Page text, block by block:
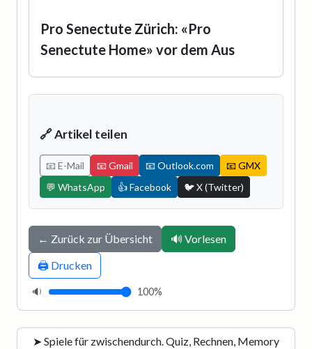
Pro Senectute Zürich: «Pro
Senectute Home» vor dem Aus
🔗 Artikel teilen
📧 E-Mail 📧 Gmail 📧 Outlook.com
📧 GMX
💬 WhatsApp
👍 Facebook 🐦 X (Twitter)
← Zurück zur Übersicht
🔊 Vorlesen
🖨️ Drucken
🔉 100%
➤ Spiele für zwischendurch. Quiz, Rechnen, Memory